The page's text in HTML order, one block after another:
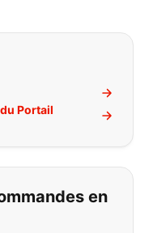
ce que vous
Portail
en